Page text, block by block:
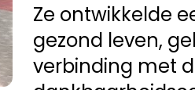
Ze ontwikkelde
gezond leven,
verbinding met